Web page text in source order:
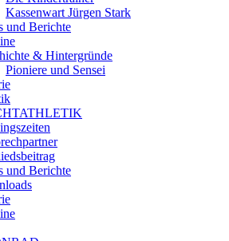
Kassenwart Jürgen Stark
und Berichte
& Hintergründe
Pioniere und Sensei
und Berichte